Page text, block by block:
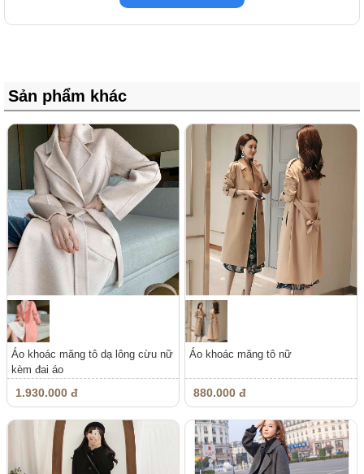
Sản phẩm khác
Áo khoác măng tô dạ lông cừu nữ
kèm đai áo
1.930.000 đ
Áo khoác măng tô nữ
880.000 đ